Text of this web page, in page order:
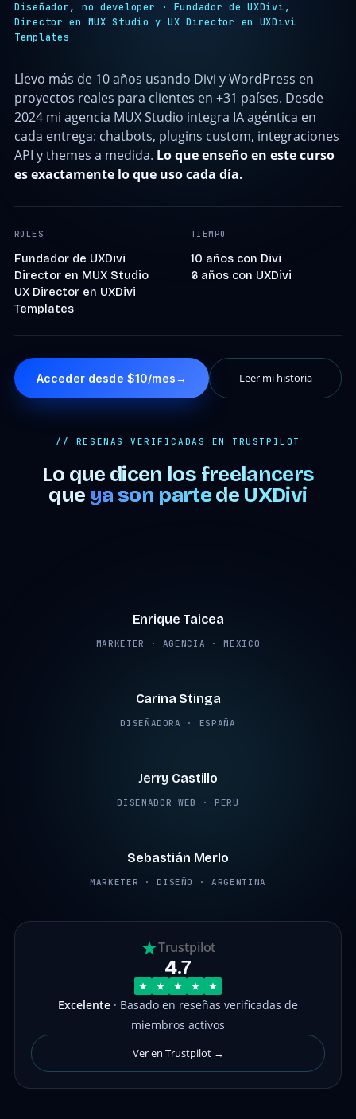
Diseñador, no developer · Fundador de UXDivi,
Director en MUX Studio y UX Director en UXDivi
Templates
Llevo más de 10 años usando Divi y WordPress en
proyectos reales para clientes en +31 países. Desde
2024 mi agencia MUX Studio integra IA agéntica en
cada entrega: chatbots, plugins custom, integraciones
API y themes a medida. Lo que enseño en este curso
es exactamente lo que uso cada día.
ROLES
Fundador de UXDivi
Director en MUX Studio
UX Director en UXDivi
Templates
TIEMPO
10 años con Divi
6 años con UXDivi
Acceder desde $10/mes→ Leer mi historia
// RESEÑAS VERIFICADAS EN TRUSTPILOT
Lo que dicen los freelancers
que ya son partede UXDivi
Enrique Taicea
MARKETER · AGENCIA · MÉXICO
Carina Stinga
DISEÑADORA · ESPAÑA
Jerry Castillo
DISEÑADOR WEB · PERÚ
Sebastián Merlo
MARKETER · DISEÑO · ARGENTINA
Trustpilot
4.7
Excelente · Basado en reseñas verificadas de
miembros activos
Ver en Trustpilot →